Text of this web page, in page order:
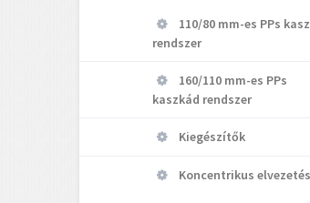
110/80 mm-es PPs
rendszer
160/110 mm-es PPs
kaszkád rendszer
Kiegészítők
Koncentrikus elvezetés